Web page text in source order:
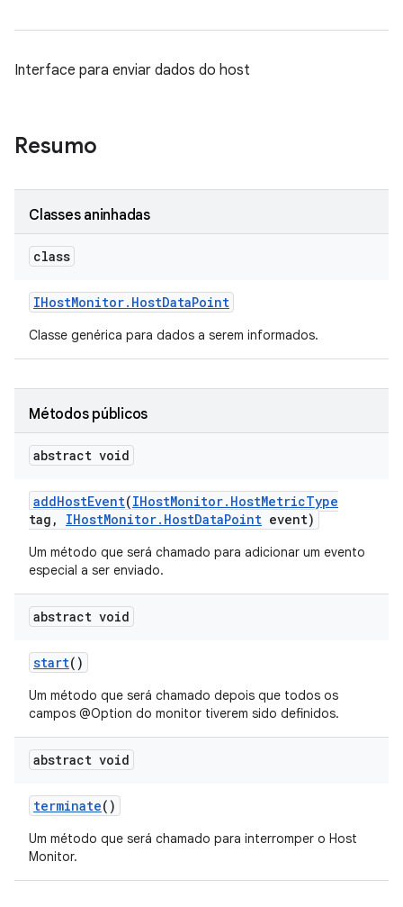
Interface para enviar dados do host
Resumo
Classes aninhadas
class
IHostMonitor. HostDataPoint
Classe genérica para dados a serem informados.
Métodos públicos
abstract void
addHostEvent(IHostMonitor. HostMetricType
tag , IHostMonitor. HostDataPoint event)
Um método que será chamado para adicionar um evento
especial a ser enviado.
abstract void
start()
Um método que será chamado depois que todos os
campos @Option do monitor tiverem sido definidos.
abstract void
terminate()
Um método que será chamado para interromper o Host
Monitor.